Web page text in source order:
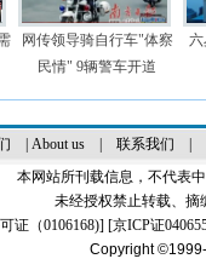
网传领导骑自行车"体察
民情" 9辆警车开道
About us| 联系我们
本网站所刊载信息，不代表
未经授权禁止转载、摘
证（0106168)] [京ICP证
Copyright